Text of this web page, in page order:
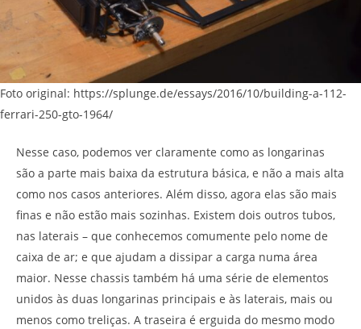
Foto original: https://splunge.de/essays/2016/10/building-a-112-
ferrari-250-gto-1964/
Nesse caso, podemos ver claramente como as longarinas
são a parte mais baixa da estrutura básica, e não a mais alta
como nos casos anteriores. Além disso, agora elas são mais
finas e não estão mais sozinhas. Existem dois outros tubos,
nas laterais – que conhecemos comumente pelo nome de
caixa de ar; e que ajudam a dissipar a carga numa área
maior. Nesse chassis também há uma série de elementos
unidos às duas longarinas principais e às laterais, mais ou
menos como treliças. A traseira é erguida do mesmo modo